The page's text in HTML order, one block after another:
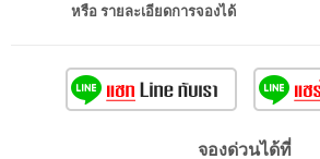
หรือ รายละเอียดการจองได้
จองด่วนได้ที่